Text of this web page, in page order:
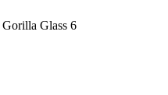
Glass 6